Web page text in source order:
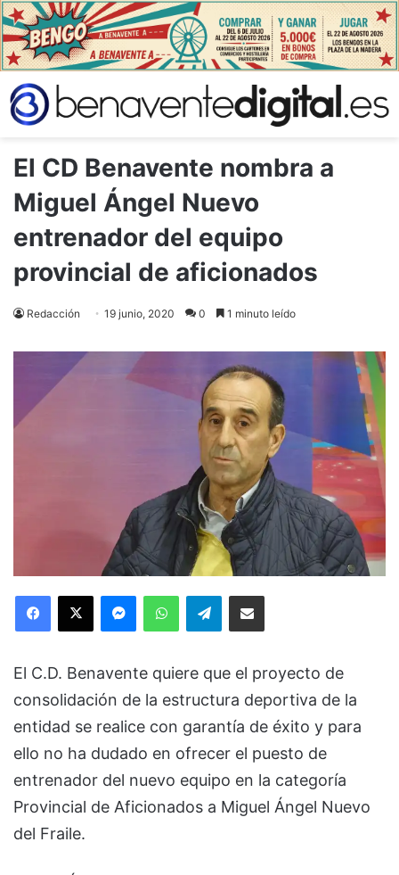
El CD Benavente nombra a
Miguel Ángel Nuevo
entrenador del equipo
provincial de aficionados
Redacción 19 junio, 2020 0 1 minuto leído
Facebook
X MessengerWhatsAppTelegramCompartir via Email
El C.D. Benavente quiere que el proyecto de
consolidación de la estructura deportiva de la
entidad se realice con garantía de éxito y para
ello no ha dudado en ofrecer el puesto de
entrenador del nuevo equipo en la categoría
Provincial de Aficionados a Miguel Ángel Nuevo
del Fraile.